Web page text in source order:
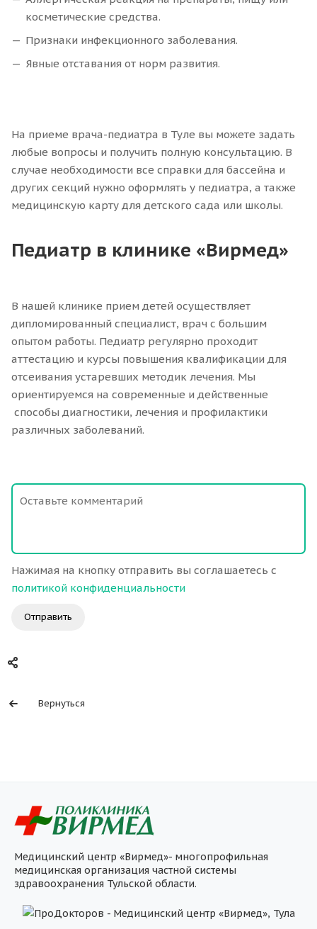
косметические средства.
Признаки инфекционного заболевания.
Явные отставания от норм развития.
На приеме врача-педиатра в Туле вы можете задать
любые вопросы и получить полную консультацию. В
случае необходимости все справки для бассейна и
других секций нужно оформлять у педиатра, а также
медицинскую карту для детского сада или школы.
Педиатр в клинике «Вирмед»
В нашей клинике прием детей осуществляет
дипломированный специалист, врач с большим
опытом работы. Педиатр регулярно проходит
аттестацию и курсы повышения квалификации для
отсеивания устаревших методик лечения. Мы
ориентируемся на современные и действенные
способы диагностики, лечения и профилактики
различных заболеваний.
Нажимая на кнопку отправить вы соглашаетесь с
политикой конфиденциальности
Отправить
Вернуться
Медицинский центр «Вирмед»- многопрофильная
медицинская организация частной системы
здравоохранения Тульской области.